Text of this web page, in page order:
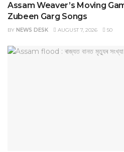
Assam Weaver’s Moving
Zubeen Garg Songs
BY NEWS DESK AUGUST 7, 2026 50